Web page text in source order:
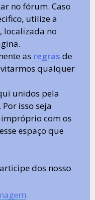
no fórum. Caso
utilize a
localizada no
as regras de
qualquer
unidos pela
. Por isso seja
com os
espaço que
dos nosso